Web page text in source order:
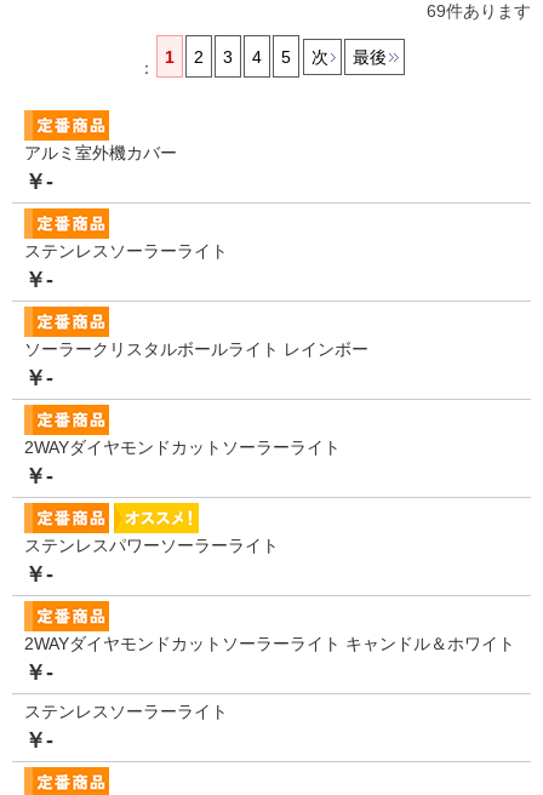
69件あります
：
1 2 3 4 5 次 最後
アルミ室外機カバー
￥-
ステンレスソーラーライト
￥-
ソーラークリスタルボールライト レインボー
￥-
2WAYダイヤモンドカットソーラーライト
￥-
ステンレスパワーソーラーライト
￥-
2WAYダイヤモンドカットソーラーライト キャンドル＆ホワイト
￥-
ステンレスソーラーライト
￥-